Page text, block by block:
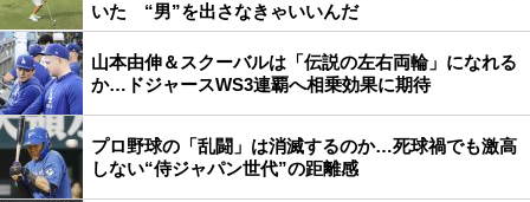
いた “男”を出さなきゃいいんだ
山本由伸＆スクーバルは「伝説の左右両輪」になれる
か…ドジャースWS3連覇へ相乗効果に期待
プロ野球の「乱闘」は消滅するのか…死球禍でも激高
しない“侍ジャパン世代”の距離感